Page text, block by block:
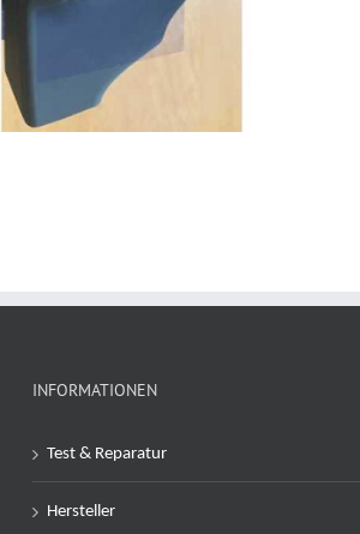
INFORMATIONEN
Test & Reparatur
Hersteller